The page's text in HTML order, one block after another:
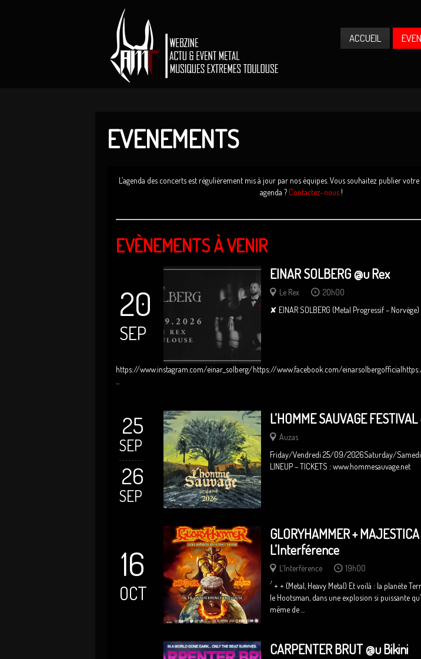
ACCUEIL
EVENEMENTS
L’agenda des concerts est régulièrement mis à jour par nos équipes. Vous souhaitez publier
agenda ? Contactez-nous!
EVÈNEMENTS À VENIR
20
SEP
EINAR SOLBERG @u Rex
Le Rex
20h00
✘ EINAR SOLBERG (Metal Progressif – Norvège)
https://www.instagram.com/einar_solberg/https://www.facebook.com/
25
SEP
26
SEP
L’HOMME SAUVAGE
Auzas
Friday/Vendredi 25/09/2026Saturday/
LINEUP – TICKETS : www.hommesauvage.net
16
OCT
GLORYHAMMER +
L’Interférence
L'Interférence
19h00
+ + (Metal, Heavy Metal) Et voilà : la planète
le Hootsman, dans une explosion si puissante
même de ...
CARPENTER BRUT @u Bikini